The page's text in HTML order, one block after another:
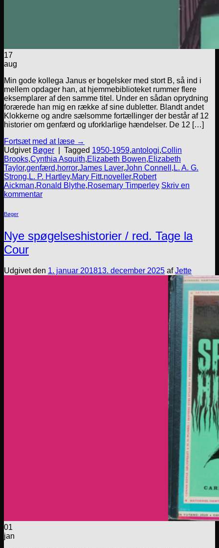
17
aug
Min gode kollega Janus er bogelsker med stort B, så ind i
mellem opdager han, at hjemmebiblioteket rummer flere
eksemplarer af den samme titel. Under en sådan oprydning
forærede han mig en række af sine dubletter. Blandt andet
Klokkerne og andre sælsomme fortællinger der består af 12
historier om genfærd og uforklarlige hændelser. De 12 […]
Fortsæt med at læse →
Udgivet Bøger Tagged 1950-1959,antologi,Collin
Brooks,Cynthia Asquith,Elizabeth Bowen,Elizabeth
Taylor,genfærd,horror,James Laver,John Connell , L. A. G.
Strong, L. P. Hartley,Mary Fitt,noveller,Robert
Aickman,Ronald Blythe,Rosemary Timperley Skriv en
kommentar
Bøger
Nye spøgelseshistorier / red. Tage la
Cour
Udgivet den 1. januar 201813. december 2025 afJette
01
jan